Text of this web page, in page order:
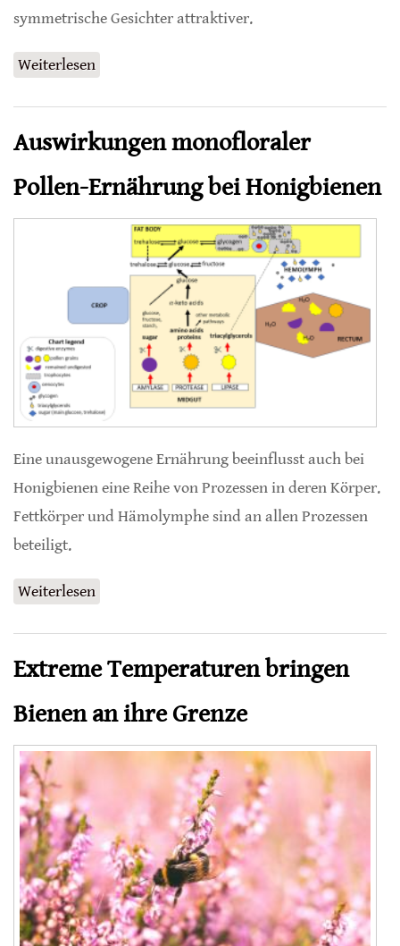
symmetrische Gesichter attraktiver.
Weiterlesen
Auswirkungen monofloraler
Pollen-Ernährung bei Honigbienen
Eine unausgewogene Ernährung beeinflusst auch bei
Honigbienen eine Reihe von Prozessen in deren Körper.
Fettkörper und Hämolymphe sind an allen Prozessen
beteiligt.
Weiterlesen
Extreme Temperaturen bringen
Bienen an ihre Grenze